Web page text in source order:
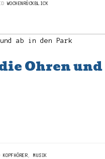
WOCHENRÜCKBLICK
Ohren
KOPFHÖRER ,MUSIK